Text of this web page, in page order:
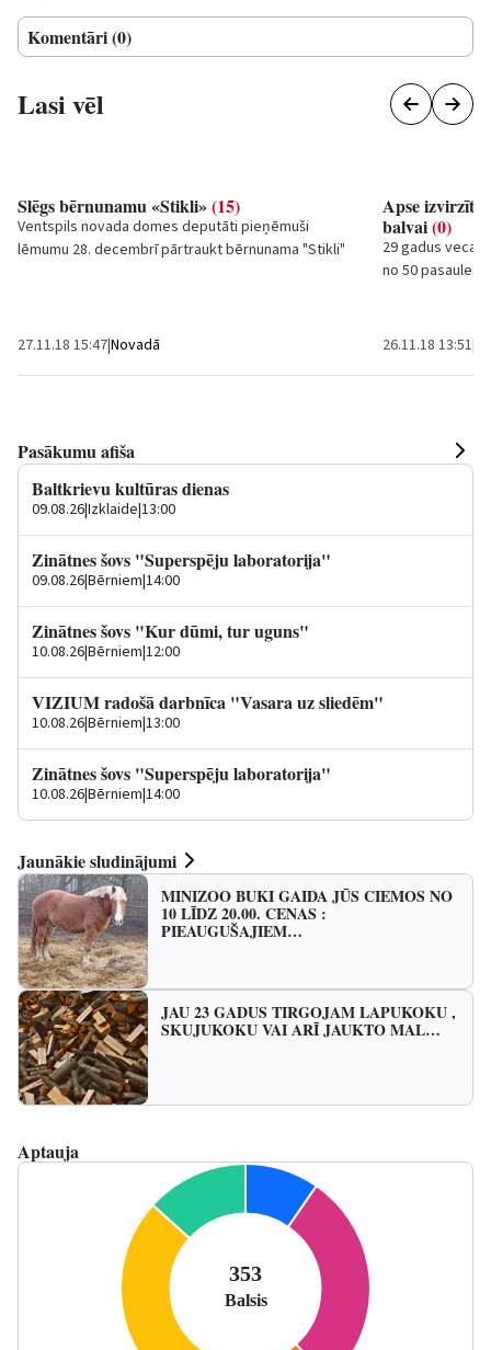
Komentāri (0)
Lasi vēl
Slēgs bērnunamu «Stikli»(15)
Ventspils novada domes deputāti pieņēmuši
lēmumu 28. decembrī pārtraukt bērnunama "Stikli"
27.11.18 15:47|Novadā
Apse izvirzīts
balvai(0)
29 gadus
no 50 pasaules
26.11.18 13:51|
Pasākumu afiša
Baltkrievu kultūras dienas
09.08.26|Izklaide|13:00
Zinātnes šovs "Superspēju laboratorija"
09.08.26|Bērniem|14:00
Zinātnes šovs "Kur dūmi, tur uguns"
10.08.26|Bērniem|12:00
VIZIUM radošā darbnīca "Vasara uz sliedēm"
10.08.26|Bērniem|13:00
Zinātnes šovs "Superspēju laboratorija"
10.08.26|Bērniem|14:00
Jaunākie sludinājumi
MINIZOO BUKI GAIDA JŪS CIEMOS NO
10 LĪDZ 20.00. CENAS :
PIEAUGUŠAJIEM…
JAU 23 GADUS TIRGOJAM LAPUKOKU ,
SKUJUKOKU VAI ARĪ JAUKTO MAL…
Aptauja